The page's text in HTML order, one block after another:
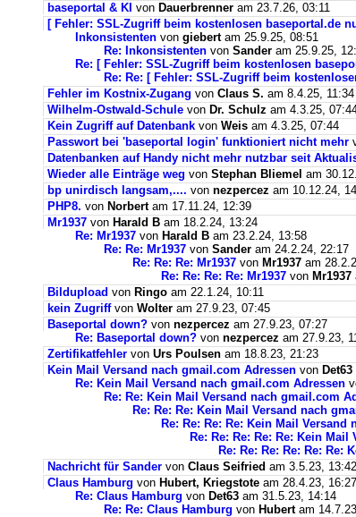
baseportal & KI von Dauerbrenner am 23.7.26, 03:11
[ Fehler: SSL-Zugriff beim kostenlosen baseportal.de
Inkonsistenten von giebertam 25.9.25, 08:51
Re: Inkonsistenten von Sander am 25.9.25,
Re: [ Fehler: SSL-Zugriff beim kostenlosen
Re: Re: [ Fehler: SSL-Zugriff beim
Fehler im Kostnix-Zugang von Claus S. am 8.4.25, 11:34
Wilhelm-Ostwald-Schule von Dr. Schulz am 4.3.25,
Kein Zugriff auf Datenbank von Weis am 4.3.25, 07:44
Passwort bei 'baseportal login' funktioniert nicht mehr
Datenbanken auf Handy nicht mehr nutzbar seit
Wieder alle Einträge weg von Stephan Bliemel am
bp unirdisch langsam,.... von nezpercez am 10.12.24,
PHP8. von Norbertam 17.11.24, 12:39
Mr1937 von Harald B am 18.2.24, 13:24
Re: Mr1937 von Harald B am 23.2.24, 13:58
Re: Re: Mr1937 von Sander am 24.2.24, 22:17
Re: Re: Re: Mr1937 von Mr1937 am
Re: Re: Re: Re: Mr1937 von Mr1937
Bildupload von Ringo am 22.1.24, 10:11
kein Zugriffvon Wolter am 27.9.23, 07:45
Baseportal down? von nezpercez am 27.9.23, 07:27
Re: Baseportal down? von nezpercez am 27.9.23,
Zertifikatfehler von Urs Poulsen am 18.8.23, 21:23
Kein Mail Versand nach gmail.com Adressen von Det63
Re: Kein Mail Versand nach gmail.com Adressen
Re: Re: Kein Mail Versand nach gmail.com
Re: Re: Re: Kein Mail Versand nach
Re: Re: Re: Re: Kein Mail
Re: Re: Re: Re: Re: Kein
Re: Re: Re: Re: Re: Re:
Nachricht für Sander von Claus Seifried am 3.5.23, 13:42
Claus Hamburg von Hubert, Kriegstote am 28.4.23, 16:27
Re: Claus Hamburg von Det63 am 31.5.23, 14:14
Re: Re: Claus Hamburg von Hubertam